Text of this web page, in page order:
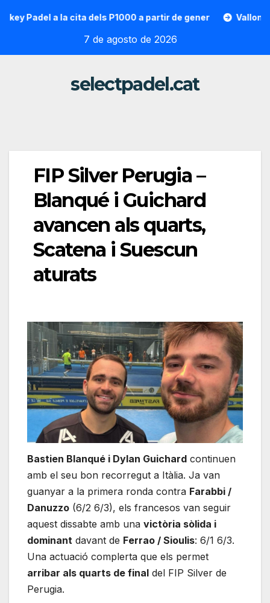
a la cita dels P1000 a partir de gener Vallon
7 de agosto de 2026
selectpadel.cat
FIP Silver Perugia –
Blanqué i Guichard
avancen als quarts,
Scatena i Suescun
aturats
Bastien Blanqué i Dylan Guichard continuen
amb el seu bon recorregut a Itàlia. Ja van
guanyar a la primera ronda contra Farabbi /
Danuzzo (6/2 6/3), els francesos van seguir
aquest dissabte amb una victòria sòlida i
dominant davant de Ferrao / Sioulis: 6/1 6/3.
Una actuació complerta que els permet
arribar als quarts de final del FIP Silver de
Perugia.